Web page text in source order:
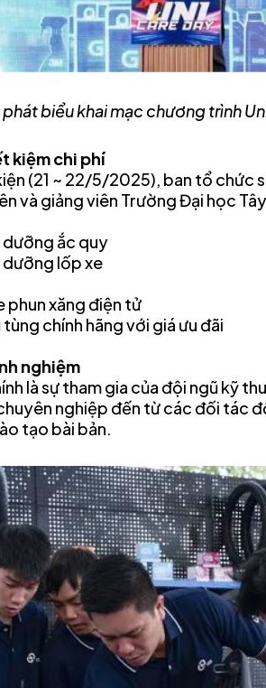
biểu khai mạc chương trình
kiệm chi phí
(21 ~ 22/5/2025), ban tổ chức
và giảng viên Trường Đại học
dưỡng ắc quy
dưỡng lốp xe
phun xăng điện tử
chính hãng với giá ưu đãi
nghiệm
là sự tham gia của đội ngũ kỹ
nghiệp đến từ các đối tác
tạo bài bản.